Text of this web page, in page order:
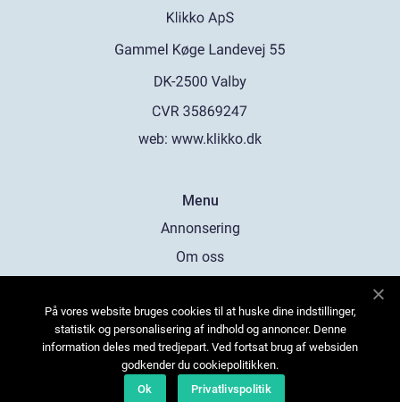
web: www.klikko.dk
Menu
Annonsering
Om oss
Kontakta oss
Sitemap
På vores website bruges cookies til at huske dine indstillinger,
statistik og personalisering af indhold og annoncer. Denne
information deles med tredjepart. Ved fortsat brug af websiden
godkender du cookiepolitikken.
Ok
Privatlivspolitik